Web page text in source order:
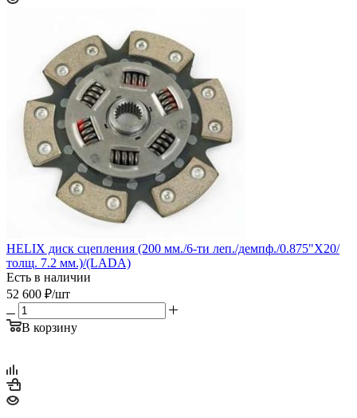
HELIX диск сцепления (200 мм./6-ти леп./демпф./0.875"Х20/
толщ. 7.2 мм.)/(LADA)
Есть в наличии
52 600 ₽/шт
В корзину